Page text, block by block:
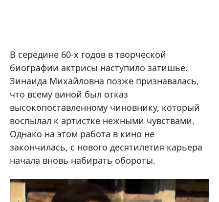
В середине 60-х годов в творческой
биографии актрисы наступило затишье.
Зинаида Михайловна позже признавалась,
что всему виной был отказ
высокопоставленному чиновнику, который
воспылал к артистке нежными чувствами.
Однако на этом работа в кино не
закончилась, с нового десятилетия карьера
начала вновь набирать обороты.